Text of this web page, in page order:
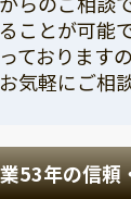
ことが可能
ております
気軽にご相
53年の信頼